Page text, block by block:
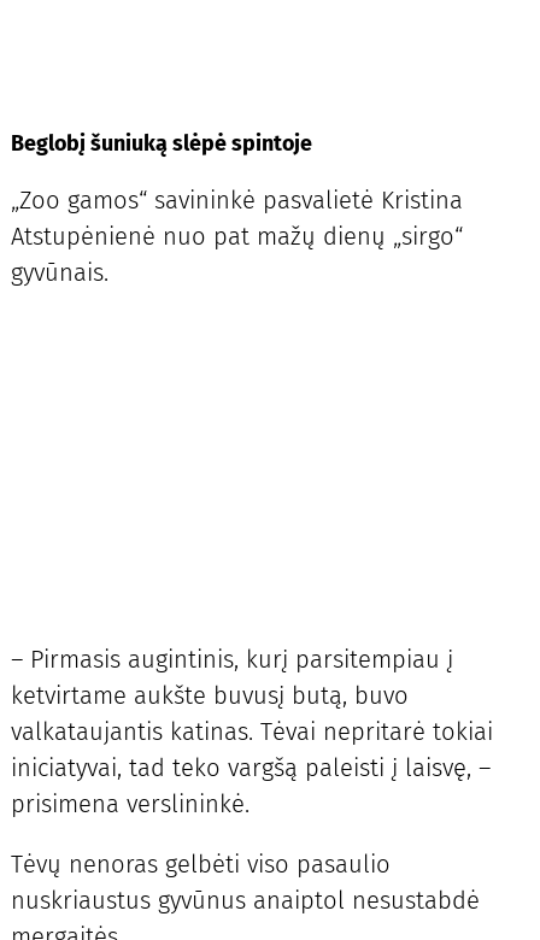
Beglobį šuniuką slėpė spintoje
„Zoo gamos“ savininkė pasvalietė Kristina
Atstupėnienė nuo pat mažų dienų „sirgo“
gyvūnais.
– Pirmasis augintinis, kurį parsitempiau į
ketvirtame aukšte buvusį butą, buvo
valkataujantis katinas. Tėvai nepritarė tokiai
iniciatyvai, tad teko vargšą paleisti į laisvę, –
prisimena verslininkė.
Tėvų nenoras gelbėti viso pasaulio
nuskriaustus gyvūnus anaiptol nesustabdė